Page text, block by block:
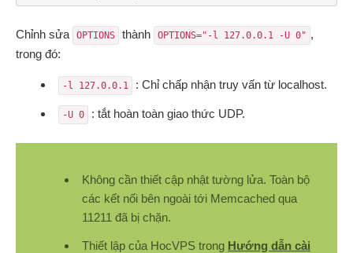
Chỉnh sửa OPTIONS thành OPTIONS="-l 127.0.0.1 -U 0" ,
trong đó:
-l 127.0.0.1 : Chỉ chấp nhận truy vấn từ localhost.
-U 0 : tắt hoàn toàn giao thức UDP.
Không cần thiết cập nhật tường lửa. Toàn bộ
các kết nối bên ngoài tới Memcached qua
11211 đã bị chặn.
Thiết lập của HocVPS trong Hướng dẫn cài